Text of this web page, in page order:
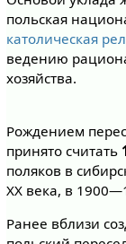
польская
католическая
ведению
хозяйства.
Рождением
принято считать
поляков в
XX века, в
Ранее вблизи